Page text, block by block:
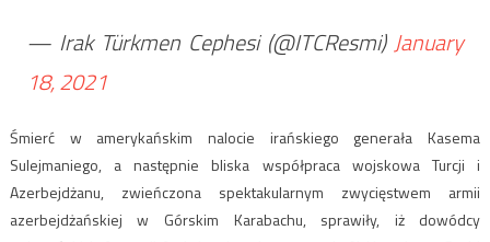
— Irak Türkmen Cephesi (@ITCResmi)January
18, 2021
Śmierć w amerykańskim nalocie irańskiego generała Kasema
Sulejmaniego, a następnie bliska współpraca wojskowa Turcji i
Azerbejdżanu, zwieńczona spektakularnym zwycięstwem armii
azerbejdżańskiej w Górskim Karabachu, sprawiły, iż dowódcy